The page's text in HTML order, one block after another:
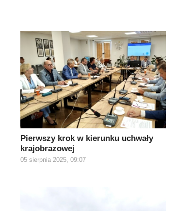
Pierwszy krok w kierunku uchwały
krajobrazowej
05 sierpnia 2025, 09:07